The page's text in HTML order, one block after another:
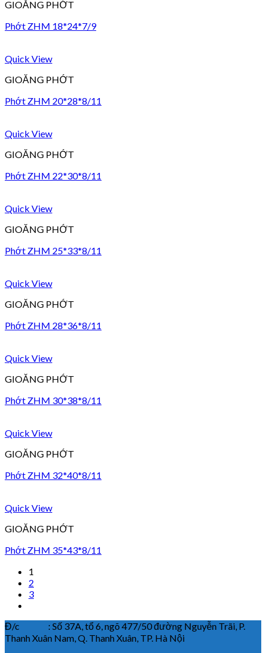
GIOĂNG PHỚT
Phớt ZHM 18*24*7/9
Quick View
GIOĂNG PHỚT
Phớt ZHM 20*28*8/11
Quick View
GIOĂNG PHỚT
Phớt ZHM 22*30*8/11
Quick View
GIOĂNG PHỚT
Phớt ZHM 25*33*8/11
Quick View
GIOĂNG PHỚT
Phớt ZHM 28*36*8/11
Quick View
GIOĂNG PHỚT
Phớt ZHM 30*38*8/11
Quick View
GIOĂNG PHỚT
Phớt ZHM 32*40*8/11
Quick View
GIOĂNG PHỚT
Phớt ZHM 35*43*8/11
1
2
3
Đ/c : Số 37A, tổ 6, ngõ 477/50 đường Nguyễn Trãi, P.
Thanh Xuân Nam, Q. Thanh Xuân, TP. Hà Nội